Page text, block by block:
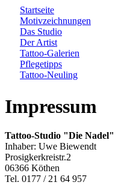
Startseite
Motivzeichnungen
Das Studio
Der Artist
Tattoo-Galerien
Pflegetipps
Tattoo-Neuling
Impressum
Tattoo-Studio "Die Nadel"
Inhaber: Uwe Biewendt
Prosigkerkreistr.2
06366 Köthen
Tel. 0177 / 21 64 957